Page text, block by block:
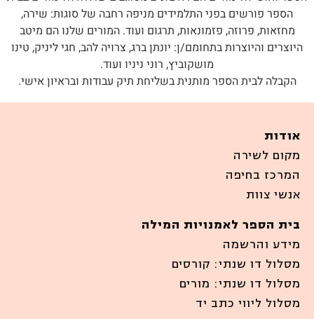
הספר פורשים בפני התלמידים מניפה רחבה של סוגות: שירה,
מחזאות, פרוזה, פזמונאות, תרגום ועוד. המורים שלנו הם מיטב
היוצרים והיוצרות בתחומם/ן: יונתן ברג, צרויה להב, חגי ליניק, טינו
מושקוביץ, רוני ניניו ועוד.
הקבלה לבית הספר מותנית בשליחת תיק עבודות ובראיון אישי.
אודות
מקום לשירה
המרכז בחיפה
אנשי צוות
בית הספר לאמנויות המילה
מידע והרשמה
מסלול דו שנתי: קורסים
מסלול דו שנתי: מורים
מסלול ליווי כתב יד